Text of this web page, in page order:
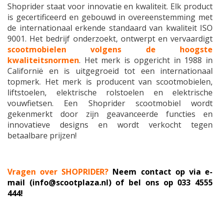
Shoprider staat voor innovatie en kwaliteit. Elk product
is gecertificeerd en gebouwd in overeenstemming met
de internationaal erkende standaard van kwaliteit ISO
9001. Het bedrijf onderzoekt, ontwerpt en vervaardigt
scootmobielen volgens de hoogste
kwaliteitsnormen. Het merk is opgericht in 1988 in
Californië en is uitgegroeid tot een internationaal
topmerk. Het merk is producent van scootmobielen,
liftstoelen, elektrische rolstoelen en elektrische
vouwfietsen. Een Shoprider scootmobiel wordt
gekenmerkt door zijn geavanceerde functies en
innovatieve designs en wordt verkocht tegen
betaalbare prijzen!
Vragen over SHOPRIDER? Neem contact op via e-
mail (info@scootplaza.nl) of bel ons op 033 4555
444!